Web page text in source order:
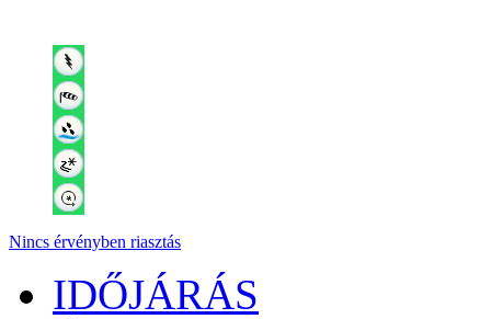
Nincs érvényben riasztás
IDŐJÁRÁS